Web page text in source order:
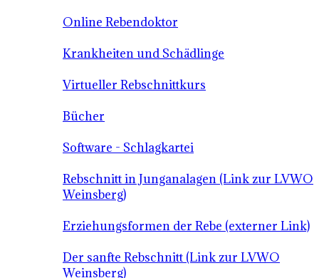
Online Rebendoktor
Krankheiten und Schädlinge
Virtueller Rebschnittkurs
Bücher
Software - Schlagkartei
Rebschnitt in Junganalagen (Link zur LVWO
Weinsberg)
Erziehungsformen der Rebe (externer Link)
Der sanfte Rebschnitt (Link zur LVWO
Weinsberg)